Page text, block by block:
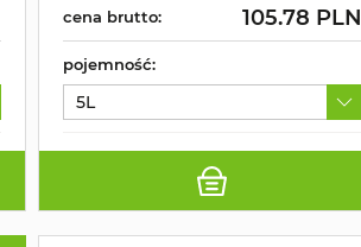
cena brutto: 105.78 PLN
pojemność:
5L